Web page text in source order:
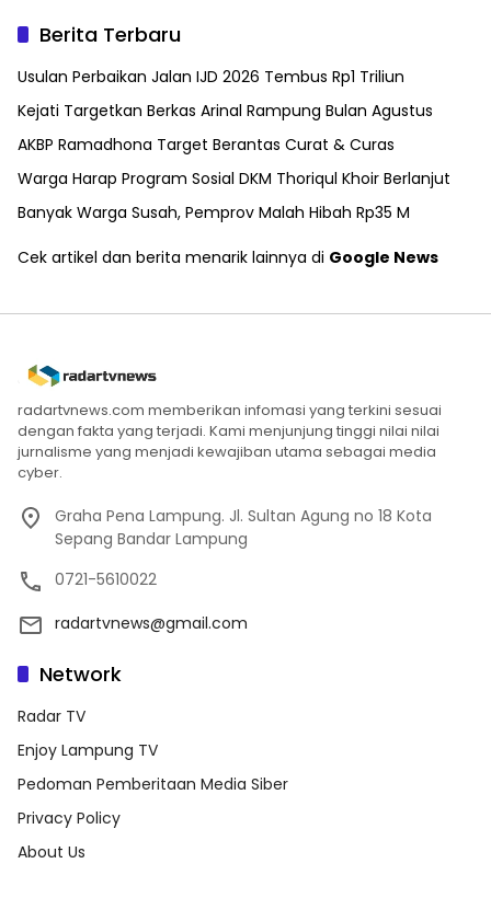
Berita Terbaru
Usulan Perbaikan Jalan IJD 2026 Tembus Rp1 Triliun
Kejati Targetkan Berkas Arinal Rampung Bulan Agustus
AKBP Ramadhona Target Berantas Curat & Curas
Warga Harap Program Sosial DKM Thoriqul Khoir Berlanjut
Banyak Warga Susah, Pemprov Malah Hibah Rp35 M
Cek artikel dan berita menarik lainnya di Google News
radartvnews.com memberikan infomasi yang terkini sesuai
dengan fakta yang terjadi. Kami menjunjung tinggi nilai nilai
jurnalisme yang menjadi kewajiban utama sebagai media
cyber.
Graha Pena Lampung. Jl. Sultan Agung no 18 Kota
Sepang Bandar Lampung
0721-5610022
radartvnews@gmail.com
Network
Radar TV
Enjoy Lampung TV
Pedoman Pemberitaan Media Siber
Privacy Policy
About Us